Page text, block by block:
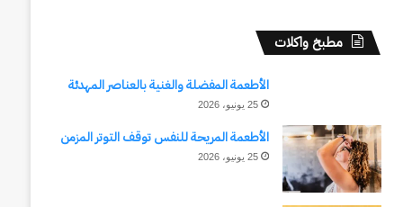
مطبخ واكلات
الأطعمة المفضلة والغنية بالعناصر المهدئة
25 يونيو، 2026
الأطعمة المريحة للنفس توقف التوتر المزمن
25 يونيو، 2026